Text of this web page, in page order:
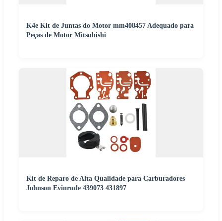
K4e Kit de Juntas do Motor mm408457 Adequado para
Peças de Motor Mitsubishi
Kit de Reparo de Alta Qualidade para Carburadores
Johnson Evinrude 439073 431897